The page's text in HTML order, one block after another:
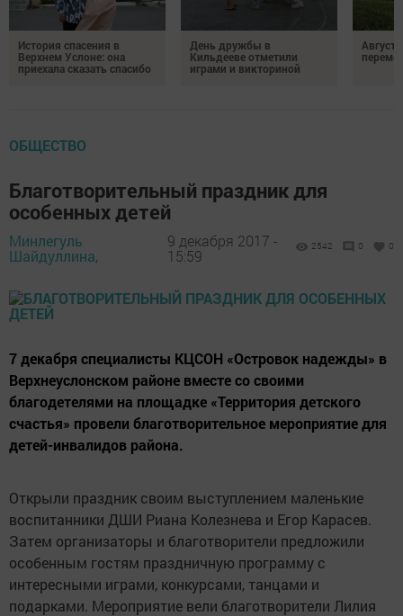
История спасения в
Верхнем Услоне: она
приехала сказать спасибо
День дружбы в
Кильдееве отметили
играми и викториной
Август
ОБЩЕСТВО
Благотворительный праздник для
особенных детей
Минлегуль
Шайдуллина,
9 декабря 2017 -
15:59
2542 0 0
7 декабря специалисты КЦСОН «Островок надежды» в
Верхнеуслонском районе вместе со своими
благодетелями на площадке «Территория детского
счастья» провели благотворительное мероприятие для
детей-инвалидов района.
Открыли праздник своим выступлением маленькие
воспитанники ДШИ Риана Колезнева и Егор Карасев.
Затем организаторы и благотворители предложили
особенным гостям праздничную программу с
интересными играми, конкурсами, танцами и
подарками. Мероприятие вели благотворители Лилия